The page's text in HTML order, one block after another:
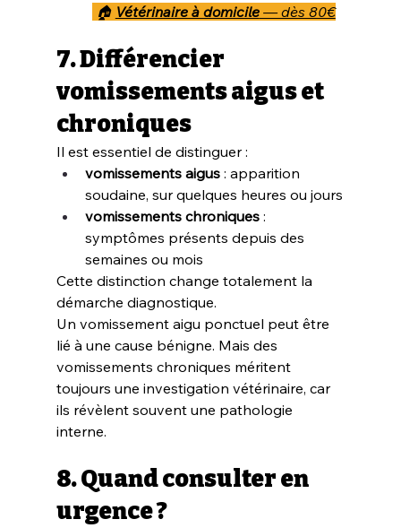
🏠 Vétérinaire à domicile — dès 80€
7. Différencier
vomissements aigus et
chroniques
Il est essentiel de distinguer :
vomissements aigus : apparition
soudaine, sur quelques heures ou jours
vomissements chroniques :
symptômes présents depuis des
semaines ou mois
Cette distinction change totalement la
démarche diagnostique.
Un vomissement aigu ponctuel peut être
lié à une cause bénigne. Mais des
vomissements chroniques méritent
toujours une investigation vétérinaire, car
ils révèlent souvent une pathologie
interne.
8. Quand consulter en
urgence ?